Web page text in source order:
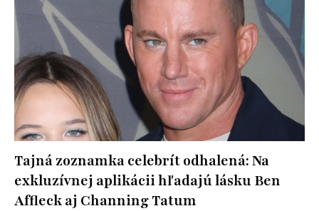
Tajná zoznamka celebrít odhalená: Na
exkluzívnej aplikácii hľadajú lásku Ben
Affleck aj Channing Tatum